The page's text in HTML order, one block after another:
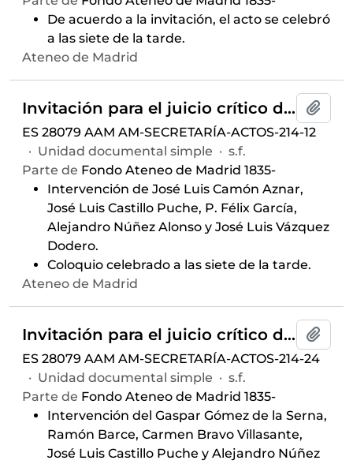
De acuerdo a la invitación, el acto se celebró
a las siete de la tarde.
Ateneo de Madrid
Invitación para el juicio crítico del libro
ES 28079 AAM AM-SECRETARÍA-ACTOS-214-12
· Unidad documental simple · s.f.
Parte de Fondo Ateneo de Madrid 1835-
Intervención de José Luis Camón Aznar,
José Luis Castillo Puche, P. Félix García,
Alejandro Núñez Alonso y José Luis Vázquez
Dodero.
Coloquio celebrado a las siete de la tarde.
Ateneo de Madrid
Invitación para el juicio crítico del libro
ES 28079 AAM AM-SECRETARÍA-ACTOS-214-24
· Unidad documental simple · s.f.
Parte de Fondo Ateneo de Madrid 1835-
Intervención del Gaspar Gómez de la Serna,
Ramón Barce, Carmen Bravo Villasante,
José Luis Castillo Puche y Alejandro Núñez